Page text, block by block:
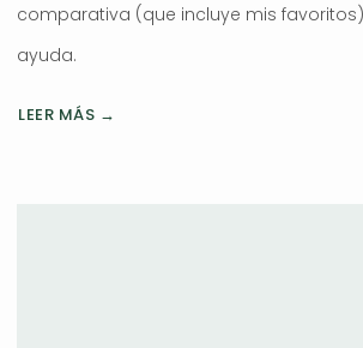
comparativa (que incluye mis
ayuda.
LEER MÁS →